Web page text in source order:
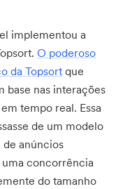
implementou a
O poderoso
da Topsort que
base nas interações
tempo real. Essa
de um modelo
de anúncios
concorrência
do tamanho